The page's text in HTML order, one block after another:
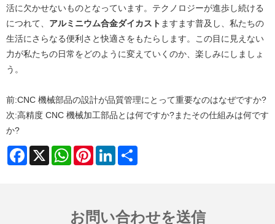
活に欠かせないものとなっています。テクノロジーが進歩し続ける
につれて、 アルミニウム合金ダイカスト ますます普及し、私たちの
生活にさらなる便利さと快適さをもたらします。この目に見えない
力が私たちの日常をどのように変えていくのか、楽しみにしましょ
う。
前:CNC 機械部品の設計が品質管理にとって重要なのはなぜですか?
次:高精度 CNC 機械加工部品とは何ですか?またその仕組みは何です
か?
Facebook
X WhatsAppPinterestLinkedIn
お問い合わせを送信